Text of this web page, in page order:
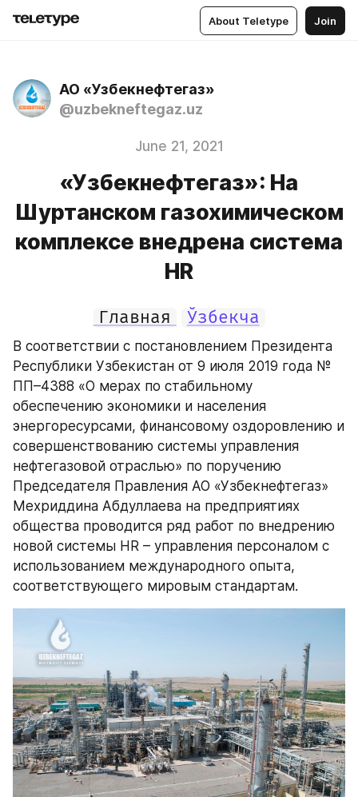
About Teletype Join
АО «Узбекнефтегаз»
@uzbekneftegaz.uz
June 21, 2021
«Узбекнефтегаз»: На
Шуртанском газохимическом
комплексе внедрена система
HR
Главная Ўзбекча
В соответствии с постановлением Президента
Республики Узбекистан от 9 июля 2019 года №
ПП–4388 «О мерах по стабильному
обеспечению экономики и населения
энергоресурсами, финансовому оздоровлению и
совершенствованию системы управления
нефтегазовой отраслью» по поручению
Председателя Правления АО «Узбекнефтегаз»
Мехриддина Абдуллаева на предприятиях
общества проводится ряд работ по внедрению
новой системы HR – управления персоналом с
использованием международного опыта,
соответствующего мировым стандартам.